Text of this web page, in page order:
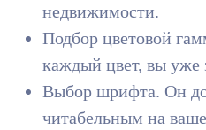
недвижимости.
Подбор цветовой
каждый цвет, вы уже
Выбор шрифта. Он
читабельным на